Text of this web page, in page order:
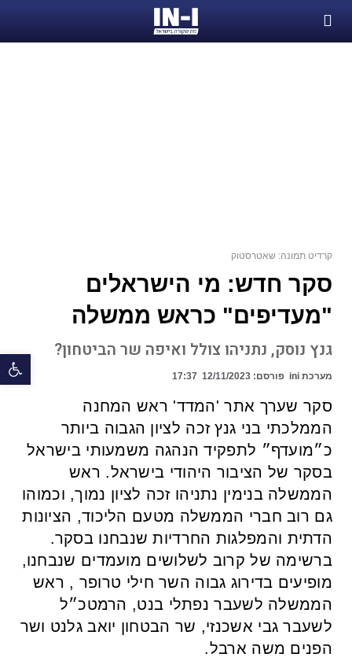
קרדיט תמונה: שאטרסטוק
סקר חדש: מי הישראלים
"מעדיפים" כראש ממשלה
גנץ נוסק, נתניהו צולל ואיפה שר הביטחון?
מערכת ini פורסם: 17:37
סקר שערך אתר 'המדד' ראש המחנה
הממלכתי בני גנץ זכה לציון הגבוה ביותר
כ״מועדף״ לתפקיד הנהגה משמעותי בישראל
בסקר של הציבור היהודי בישראל. ראש
הממשלה בנימין נתניהו זכה לציון נמוך, וכמוהו
גם רוב חברי הממשלה מטעם הליכוד, הציונות
הדתית והמפלגות החרדיות שנבחנו בסקר.
ברשימה של קרוב לשלושים מועמדים שנבחנו,
מופיעים בדירוג גבוה השר חילי טרופר , ראש
הממשלה לשעבר נפתלי בנט, הרמטכ״ל
לשעבר גבי אשכנזי, שר הבטחון יואב גלנט ושר
הפנים משה ארבל.